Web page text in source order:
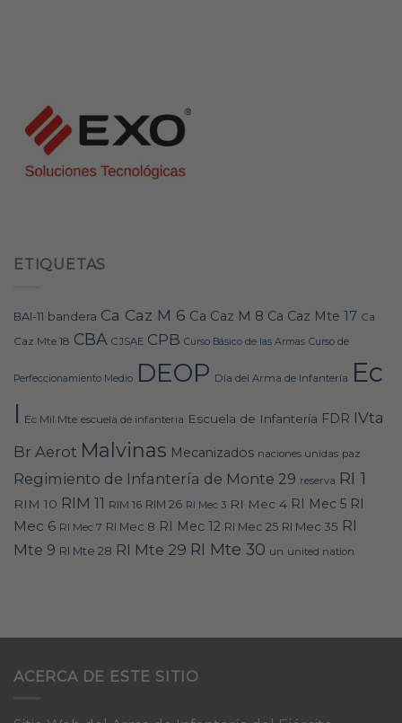
ETIQUETAS
BAI-11 bandera Ca Caz M 6 Ca Caz M 8 Ca Caz Mte 17 Ca
Caz Mte 18 CBA CJSAE CPB Curso Básico de las Armas Curso de
Perfeccionamiento Medio DEOP Día del Arma de Infantería Ec
I Ec Mil Mte escuela de infanteria Escuela de Infantería FDR IVta
Br Aerot Malvinas Mecanizados naciones unidas paz
Regimiento de Infantería de Monte 29 reserva RI 1
RIM 10 RIM 11 RIM 16 RIM 26 RI Mec 3 RI Mec 4 RI Mec 5 RI
Mec 6 RI Mec 7 RI Mec 8 RI Mec 12 RI Mec 25 RI Mec 35 RI
Mte 9 RI Mte 28 RI Mte 29 RI Mte 30 un united nation
ACERCA DE ESTE SITIO